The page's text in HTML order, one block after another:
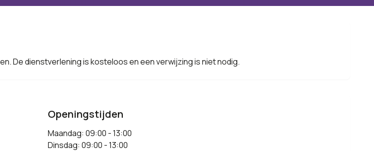
De dienstverlening is kosteloos en een verwijzing is niet nodig.
Openingstijden
Maandag: 09:00 - 13:00
Dinsdag: 09:00 - 13:00